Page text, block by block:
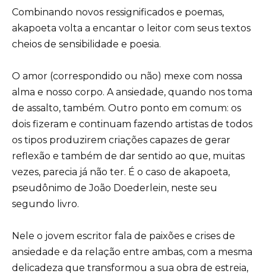
Combinando novos ressignificados e poemas,
akapoeta volta a encantar o leitor com seus textos
cheios de sensibilidade e poesia.
O amor (correspondido ou não) mexe com nossa
alma e nosso corpo. A ansiedade, quando nos toma
de assalto, também. Outro ponto em comum: os
dois fizeram e continuam fazendo artistas de todos
os tipos produzirem criações capazes de gerar
reflexão e também de dar sentido ao que, muitas
vezes, parecia já não ter. É o caso de akapoeta,
pseudônimo de João Doederlein, neste seu
segundo livro.
Nele o jovem escritor fala de paixões e crises de
ansiedade e da relação entre ambas, com a mesma
delicadeza que transformou a sua obra de estreia,